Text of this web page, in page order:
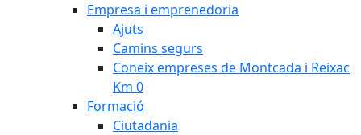
Empresa i emprenedoria
Ajuts
Camins segurs
Coneix empreses de Montcada i Reixac
Km 0
Formació
Ciutadania